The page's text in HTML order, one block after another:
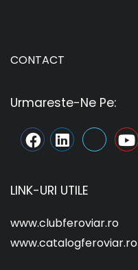
CONTACT
Urmareste-Ne Pe:
LINK-URI UTILE
www.clubferoviar.ro
www.catalogferoviar.ro